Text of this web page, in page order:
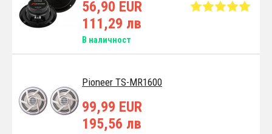
56,90 EUR
111,29 лв
В наличност
Pioneer TS-MR1600
99,99 EUR
195,56 лв